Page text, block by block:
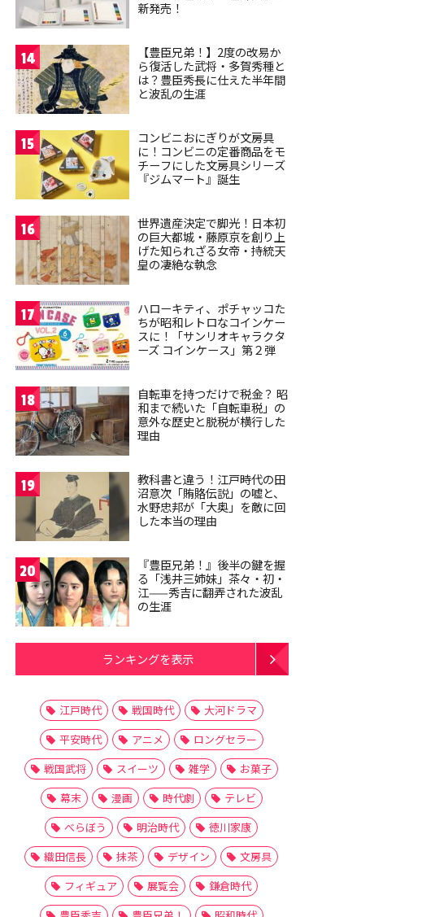
新発売！
14
【豊臣兄弟！】2度の改易か
ら復活した武将・多賀秀種と
は？豊臣秀長に仕えた半年間
と波乱の生涯
15
コンビニおにぎりが文房具
に！コンビニの定番商品をモ
チーフにした文房具シリーズ
『ジムマート』誕生
16
世界遺産決定で脚光！日本初
の巨大都城・藤原京を創り上
げた知られざる女帝・持統天
皇の凄絶な執念
17
ハローキティ、ポチャッコた
ちが昭和レトロなコインケー
スに！「サンリオキャラクタ
ーズ コインケース」第２弾
18
自転車を持つだけで税金？ 昭
和まで続いた「自転車税」の
意外な歴史と脱税が横行した
理由
19
教科書と違う！江戸時代の田
沼意次「賄賂伝説」の嘘と、
水野忠邦が「大奥」を敵に回
した本当の理由
20
『豊臣兄弟！』後半の鍵を握
る「浅井三姉妹」茶々・初・
江——秀吉に翻弄された波乱
の生涯
ランキングを表示
江戸時代 戦国時代
大河ドラマ
平安時代
アニメ
ロングセラー
戦国武将
スイーツ 雑学
お菓子
幕末
漫画 時代劇
テレビ
べらぼう
明治時代
徳川家康
織田信長
抹茶 デザイン
文房具
フィギュア
展覧会
鎌倉時代